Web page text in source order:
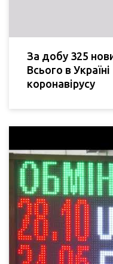
За добу 325
Всього в
коронавірусу